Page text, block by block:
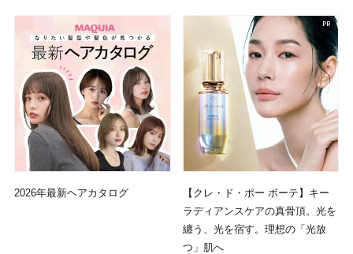
2026年最新ヘアカタログ
【クレ・ド・ポー ボーテ】キー
ラディアンスケアの真骨頂。光を
纏う、光を宿す。理想の「光放
つ」肌へ